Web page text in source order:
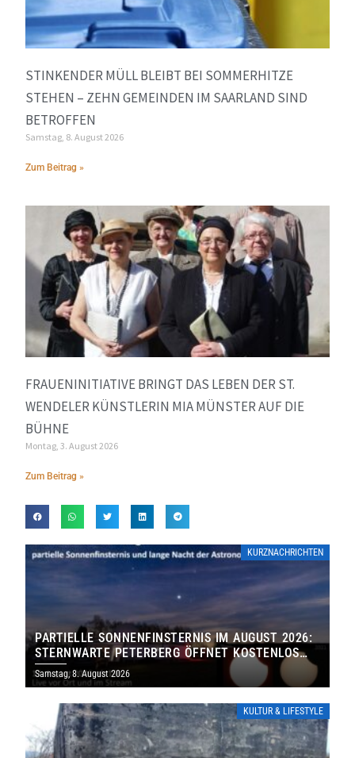
STINKENDER MÜLL BLEIBT BEI SOMMERHITZE
STEHEN – ZEHN GEMEINDEN IM SAARLAND SIND
BETROFFEN
Samstag, 8. August 2026
Zum Beitrag »
FRAUENINITIATIVE BRINGT DAS LEBEN DER ST.
WENDELER KÜNSTLERIN MIA MÜNSTER AUF DIE
BÜHNE
Montag, 3. August 2026
Zum Beitrag »
KURZNACHRICHTEN
PARTIELLE SONNENFINSTERNIS IM AUGUST 2026:
STERNWARTE PETERBERG ÖFFNET KOSTENLOS
IHRE TORE
Samstag, 8. August 2026
KULTUR & LIFESTYLE